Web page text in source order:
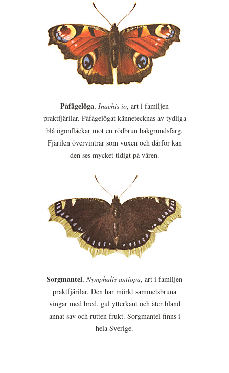
Påfågelöga, Inachis io, art i familjen
praktfjärilar. Påfågelögat kännetecknas av tydliga
blå ögonfläckar mot en rödbrun bakgrundsfärg.
Fjärilen övervintrar som vuxen och därför kan
den ses mycket tidigt på våren.
Sorgmantel, Nymphalis antiopa, art i familjen
praktfjärilar. Den har mörkt sammetsbruna
vingar med bred, gul ytterkant och äter bland
annat sav och rutten frukt. Sorgmantel finns i
hela Sverige.